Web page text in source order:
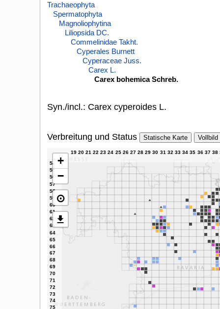
Trachaeophyta
Spermatophyta
Magnoliophytina
Liliopsida DC.
Commelinidae Takht.
Cyperales Burnett
Cyperaceae Juss.
Carex L.
Carex bohemica Schreb.
Syn./incl.: Carex cyperoides L.
Verbreitung und Status Statische Karte Vollbild
+
−
⊙